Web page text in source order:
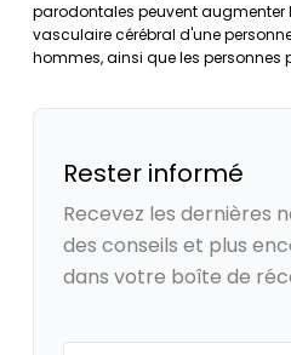
parodontales peuvent
vasculaire cérébral d'une
hommes, ainsi que les personnes
Rester informé
Recevez les dernières
des conseils et plus
dans votre boîte de